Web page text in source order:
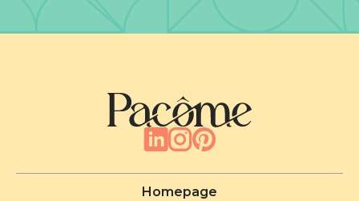
Homepage